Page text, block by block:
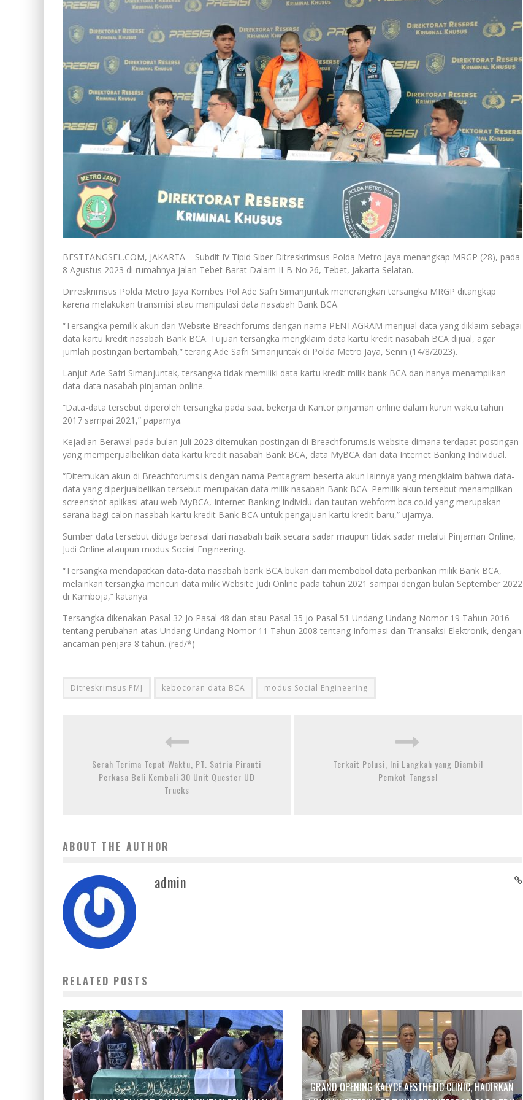
BESTTANGSEL.COM, JAKARTA – Subdit IV Tipid Siber Ditreskrimsus Polda Metro Jaya menangkap MRGP (28), pada
8 Agustus 2023 di rumahnya jalan Tebet Barat Dalam II-B No.26, Tebet, Jakarta Selatan.
Dirreskrimsus Polda Metro Jaya Kombes Pol Ade Safri Simanjuntak menerangkan tersangka MRGP ditangkap
karena melakukan transmisi atau manipulasi data nasabah Bank BCA.
“Tersangka pemilik akun dari Website Breachforums dengan nama PENTAGRAM menjual data yang diklaim sebagai
data kartu kredit nasabah Bank BCA. Tujuan tersangka mengklaim data kartu kredit nasabah BCA dijual, agar
jumlah postingan bertambah,” terang Ade Safri Simanjuntak di Polda Metro Jaya, Senin (14/8/2023).
Lanjut Ade Safri Simanjuntak, tersangka tidak memiliki data kartu kredit milik bank BCA dan hanya menampilkan
data-data nasabah pinjaman online.
“Data-data tersebut diperoleh tersangka pada saat bekerja di Kantor pinjaman online dalam kurun waktu tahun
2017 sampai 2021,” paparnya.
Kejadian Berawal pada bulan Juli 2023 ditemukan postingan di Breachforums.is website dimana terdapat postingan
yang memperjualbelikan data kartu kredit nasabah Bank BCA, data MyBCA dan data Internet Banking Individual.
“Ditemukan akun di Breachforums.is dengan nama Pentagram beserta akun lainnya yang mengklaim bahwa data-
data yang diperjualbelikan tersebut merupakan data milik nasabah Bank BCA. Pemilik akun tersebut menampilkan
screenshot aplikasi atau web MyBCA, Internet Banking Individu dan tautan webform.bca.co.id yang merupakan
sarana bagi calon nasabah kartu kredit Bank BCA untuk pengajuan kartu kredit baru,” ujarnya.
Sumber data tersebut diduga berasal dari nasabah baik secara sadar maupun tidak sadar melalui Pinjaman Online,
Judi Online ataupun modus Social Engineering.
“Tersangka mendapatkan data-data nasabah bank BCA bukan dari membobol data perbankan milik Bank BCA,
melainkan tersangka mencuri data milik Website Judi Online pada tahun 2021 sampai dengan bulan September 2022
di Kamboja,” katanya.
Tersangka dikenakan Pasal 32 Jo Pasal 48 dan atau Pasal 35 jo Pasal 51 Undang-Undang Nomor 19 Tahun 2016
tentang perubahan atas Undang-Undang Nomor 11 Tahun 2008 tentang Infomasi dan Transaksi Elektronik, dengan
ancaman penjara 8 tahun. (red/*)
Ditreskrimsus PMJ kebocoran data BCA modus Social Engineering
Serah Terima Tepat Waktu, PT. Satria Piranti
Perkasa Beli Kembali 30 Unit Quester UD
Trucks
Terkait Polusi, Ini Langkah yang Diambil
Pemkot Tangsel
ABOUT THE AUTHOR
admin
RELATED POSTS
GRAND OPENING KALYCE AESTHETIC CLINIC, HADIRKAN